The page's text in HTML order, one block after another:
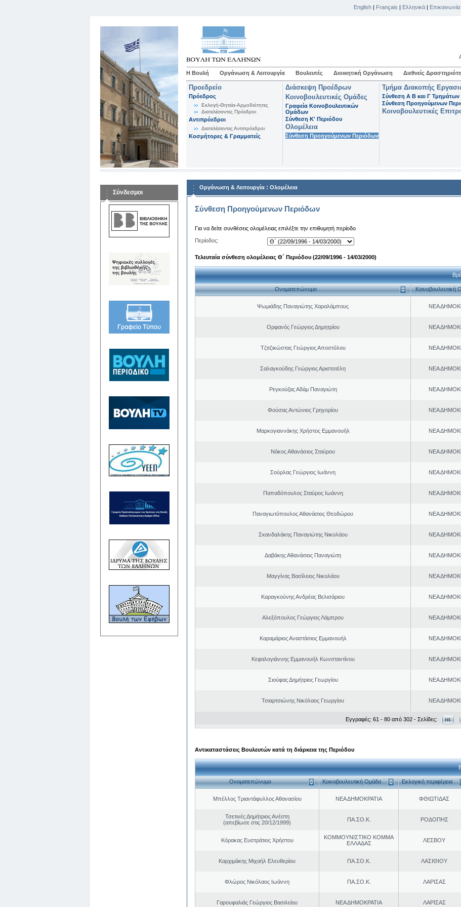
English | Français | Ελληνικά | Επικοινωνία
Η Βουλή Οργάνωση & Λειτουργία Βουλευτές Διοικητική Οργάνωση Διεθνείς
Προεδρείο
Πρόεδρος
Εκλογή-Θητεία-Αρμοδιότητες
Διατελέσαντες Πρόεδροι
Αντιπρόεδροι
Διατελέσαντες Αντιπρόεδροι
Κοσμήτορες & Γραμματείς
Διάσκεψη Προέδρων
Κοινοβουλευτικές Ομάδες
Γραφεία Κοινοβουλευτικών
Ομάδων
Σύνθεση K' Περιόδου
Ολομέλεια
Σύνθεση Προηγούμενων Περιόδων
Τμήμα Διακοπής
Σύνθεση Α Β και Γ Τμημάτων
Σύνθεση Προηγούμενων
Κοινοβουλευτικές
Σύνδεσμοι
Οργάνωση & Λειτουργία : Ολομέλεια
Σύνθεση Προηγούμενων Περιόδων
Για να δείτε συνθέσεις ολομέλειας επιλέξτε την επιθυμητή περίοδο
Περίοδος:
Τελευταία σύνθεση ολομέλειας Θ΄ Περιόδου (22/09/1996 - 14/03/2000)
Ονοματεπώνυμο Κοινοβουλευτική
Ψωμιάδης Παναγιώτης Χαραλάμπους ΝΕΑ
Ορφανός Γεώργιος Δημητρίου ΝΕΑ
Τζιτζικώστας Γεώργιος Αποστόλου ΝΕΑ
Σαλαγκούδης Γεώργιος Αριστοτέλη ΝΕΑ
Ρεγκούζας Αδάμ Παναγιώτη ΝΕΑ
Φούσας Αντώνιος Γρηγορίου ΝΕΑ
Μαρκογιαννάκης Χρήστος Εμμανουήλ ΝΕΑ
Νάκος Αθανάσιος Σταύρου ΝΕΑ
Σούρλας Γεώργιος Ιωάννη ΝΕΑ
Παπαδόπουλος Σταύρος Ιωάννη ΝΕΑ
Παναγιωτόπουλος Αθανάσιος Θεοδώρου ΝΕΑ
Σκανδαλάκης Παναγιώτης Νικολάου ΝΕΑ
Δαβάκης Αθανάσιος Παναγιώτη ΝΕΑ
Μαγγίνας Βασίλειος Νικολάου ΝΕΑ
Καραγκούνης Ανδρέας Βελισάριου ΝΕΑ
Αλεξόπουλος Γεώργιος Λάμπρου ΝΕΑ
Καραμάριος Αναστάσιος Εμμανουήλ ΝΕΑ
Κεφαλογιάννης Εμμανουήλ Κωνσταντίνου ΝΕΑ
Σιούφας Δημήτριος Γεωργίου ΝΕΑ
Τσιαρτσιώνης Νικόλαος Γεωργίου ΝΕΑ
Εγγραφές: 61 - 80 από 302 - Σελίδες:
Αντικαταστάσεις Βουλευτών κατά τη διάρκεια της Περιόδου
Ονοματεπώνυμο Κοινοβουλευτική Ομάδα Εκλογική περιφέρεια
Μπέλλος Τριαντάφυλλος Αθανασίου ΝΕΑ ΔΗΜΟΚΡΑΤΙΑ ΦΘΙΩΤΙΔΑΣ
Τσετινές Δημήτριος Ανέστη
(απεβίωσε στις 20/12/1999)
ΠΑ.ΣΟ.Κ. ΡΟΔΟΠΗΣ
Κόρακας Ευστράτιος Χρήστου
ΚΟΜΜΟΥΝΙΣΤΙΚΟ ΚΟΜΜΑ
ΕΛΛΑΔΑΣ
ΛΕΣΒΟΥ
Καρχιμάκης Μιχαήλ Ελευθερίου ΠΑ.ΣΟ.Κ. ΛΑΣΙΘΙΟΥ
Φλώρος Νικόλαος Ιωάννη ΠΑ.ΣΟ.Κ. ΛΑΡΙΣΑΣ
Γαρουφαλιάς Γεώργιος Βασιλείου ΝΕΑ ΔΗΜΟΚΡΑΤΙΑ ΛΑΡΙΣΑΣ